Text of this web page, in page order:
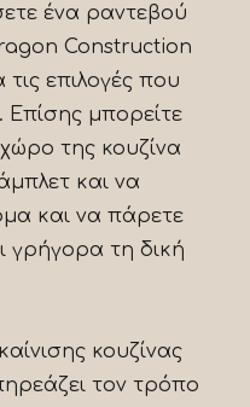
ένα ραντεβού
Construction
τις επιλογές που
Επίσης μπορείτε
της κουζίνα
και να
και να πάρετε
γρήγορα τη δική
κουζίνας
τον τρόπο